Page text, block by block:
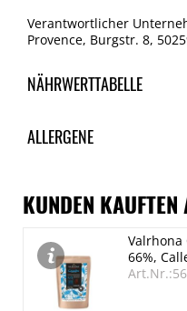
Verantwortlicher
Provence, Burgstr. 8,
NÄHRWERTTABELLE
je 100g
Fett
33.5 g
davon gesättigte
13.8 g
ALLERGENE
Spuren / Enthalten
Schalenfrüchte
Enthalten
Milch
Enthalten
KUNDEN
Valrhona
66%,